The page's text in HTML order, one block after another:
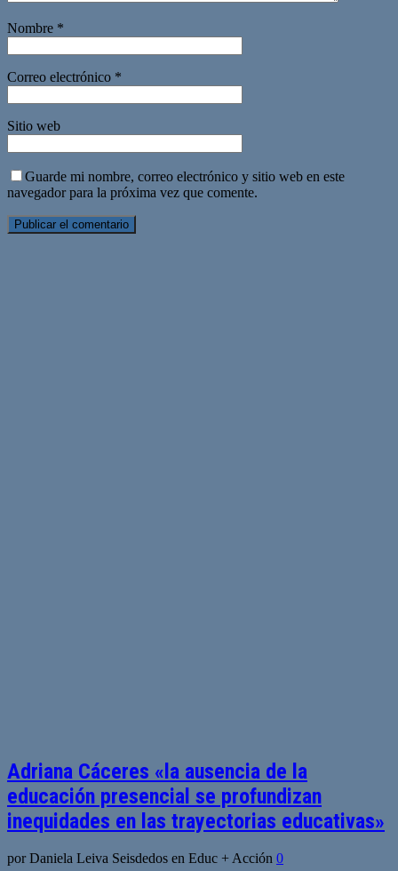
Nombre *
Correo electrónico *
Sitio web
Guarde mi nombre, correo electrónico y sitio web en este
navegador para la próxima vez que comente.
Adriana Cáceres «la ausencia de la
educación presencial se profundizan
inequidades en las trayectorias educativas»
por Daniela Leiva Seisdedos en Educ + Acción 0